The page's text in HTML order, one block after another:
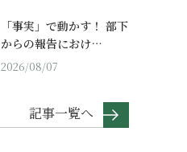
「事実」で動かす！ 部下
からの報告におけ…
2026/08/07
記事一覧へ